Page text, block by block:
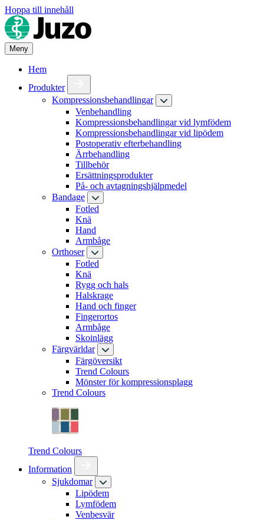
Hoppa till innehåll
Meny
Hem
Produkter
Kompressionsbehandlingar
Venbehandling
Kompressionsbehandlingar vid lymfödem
Kompressionsbehandlingar vid lipödem
Postoperativ efterbehandling
Ärrbehandling
Tillbehör
Ersättningsprodukter
På- och avtagningshjälpmedel
Bandage
Fotled
Knä
Hand
Armbåge
Orthoser
Fotled
Knä
Rygg och hals
Halskrage
Hand och finger
Fingerortos
Armbåge
Skoinlägg
Färgvärldar
Färgöversikt
Trend Colours
Mönster för kompressionsplagg
Trend Colours
Trend Colours
Information
Sjukdomar
Lipödem
Lymfödem
Venbesvär